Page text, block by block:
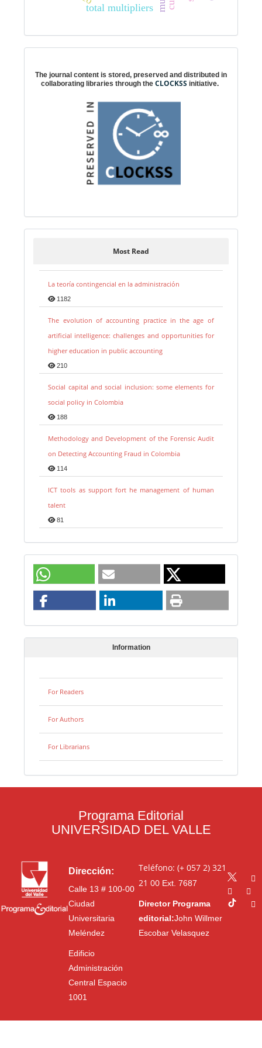
total multipliers
The journal content is stored, preserved and distributed in
collaborating libraries through the CLOCKSS initiative.
Most Read
La teoría contingencial en la administración
1182
The evolution of accounting practice in the age of
artificial intelligence: challenges and opportunities for
higher education in public accounting
210
Social capital and social inclusion: some elements for
social policy in Colombia
188
Methodology and Development of the Forensic Audit
on Detecting Accounting Fraud in Colombia
114
ICT tools as support fort he management of human
talent
81
Information
For Readers
For Authors
For Librarians
Programa Editorial
UNIVERSIDAD DEL VALLE
Dirección:
Calle 13 # 100-00
Ciudad
Universitaria
Meléndez
Edificio
Administración
Central Espacio
1001
Teléfono: (+ 057 2) 321
21 00Ext. 7687
Director Programa
editorial:John Willmer
Escobar Velasquez